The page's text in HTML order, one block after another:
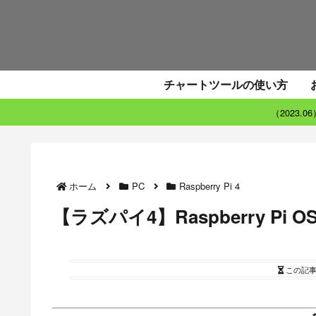
チャートツールの使い方
（
ホーム PC Raspberry Pi 4
【ラズパイ4】Raspberry Pi
この記